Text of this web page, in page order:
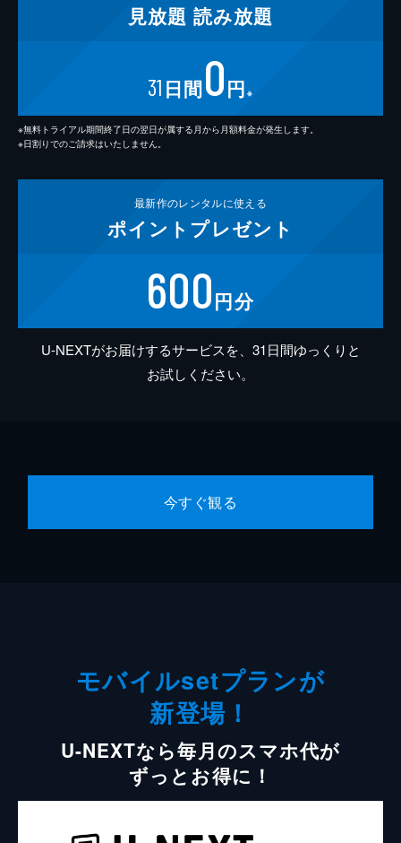
見放題 読み放題
31 日間0円 ※
※無料トライアル期間終了日の翌日が属する月から月額料金が発生します。
※日割りでのご請求はいたしません。
最新作のレンタルに使える
ポイント プレゼント
600円分
U-NEXTがお届けするサービスを、31日間ゆっくりと
お試しください。
今すぐ観る
モバイルsetプランが
新登場！
U-NEXTなら毎月のスマホ代が
ずっとお得に！